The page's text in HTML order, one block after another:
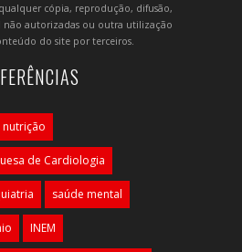
cópia, reprodução, difusão,
não autorizadas ou outra utilização
do site por terceiros.
nutrição
de Cardiologia
saúde mental
INEM